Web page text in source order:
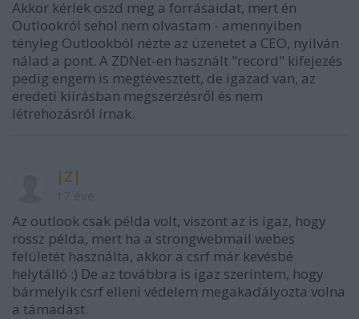
Akkor kérlek oszd meg a forrásaidat, mert én
Outlookról sehol nem olvastam - amennyiben
tényleg Outlookból nézte az üzenetet a CEO, nyilván
nálad a pont. A ZDNet-en használt "record" kifejezés
pedig engem is megtévesztett, de igazad van, az
eredeti kiírásban megszerzésről és nem
létrehozásról írnak.
|Z|
Az outlook csak példa volt, viszont az is igaz, hogy
rossz példa, mert ha a strongwebmail webes
felületét használta, akkor a csrf már kevésbé
helytálló :) De az továbbra is igaz szerintem, hogy
bármelyik csrf elleni védelem megakadályozta volna
a támadást.